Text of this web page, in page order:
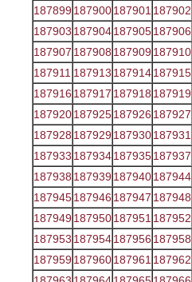
187899187900187901 187902
187903 187904187905187906
187907 187908 187909187910
187911 187913 187914187915
187916 187917 187918 187919
187920187925187926 187927
187928 187929187930187931
187933 187934187935187937
187938 187939187940187944
187945187946 187947 187948
187949187950187951 187952
187953 187954187956 187958
187959187960187961 187962